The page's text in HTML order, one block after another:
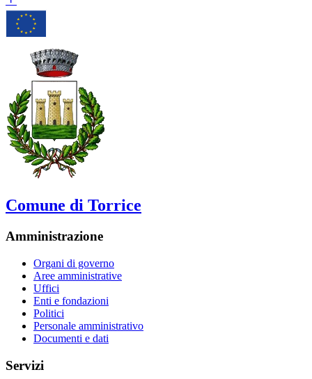
Comune di Torrice
Amministrazione
Organi di governo
Aree amministrative
Uffici
Enti e fondazioni
Politici
Personale amministrativo
Documenti e dati
Servizi